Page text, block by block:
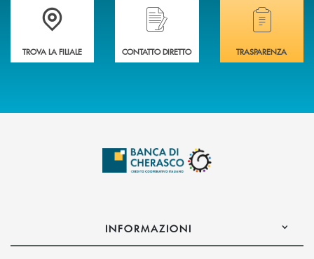
Accedi all' elenco completo delle filiali .
TROVA LA FILIALE
Hai bisogno di assistenza immediata?
CONTATTO DIRETTO
Hai bisogno di
TRASPARENZA
INFORMAZIONI